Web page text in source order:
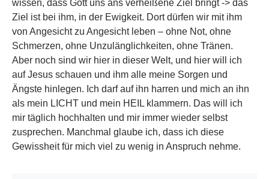
wissen, dass Gott uns ans verheißene Ziel bringt -> das
Ziel ist bei ihm, in der Ewigkeit. Dort dürfen wir mit ihm
von Angesicht zu Angesicht leben – ohne Not, ohne
Schmerzen, ohne Unzulänglichkeiten, ohne Tränen.
Aber noch sind wir hier in dieser Welt, und hier will ich
auf Jesus schauen und ihm alle meine Sorgen und
Ängste hinlegen. Ich darf auf ihn harren und mich an ihn
als mein LICHT und mein HEIL klammern. Das will ich
mir täglich hochhalten und mir immer wieder selbst
zusprechen. Manchmal glaube ich, dass ich diese
Gewissheit für mich viel zu wenig in Anspruch nehme.